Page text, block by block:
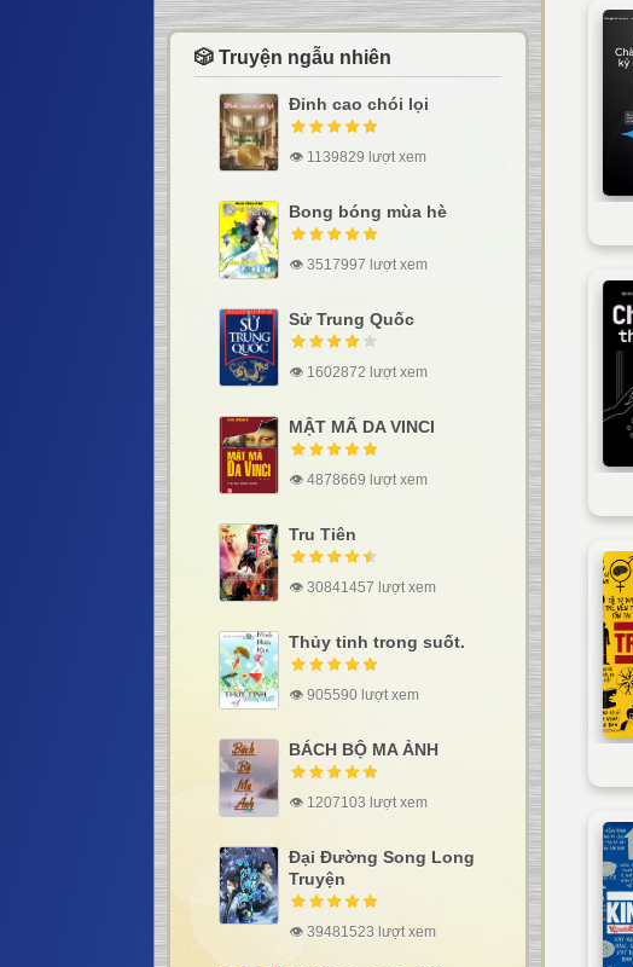
🎲 Truyện ngẫu nhiên
Đỉnh cao chói lọi
👁 1139829 lượt xem
Bong bóng mùa hè
👁 3517997 lượt xem
Sử Trung Quốc
👁 1602872 lượt xem
MẬT MÃ DA VINCI
👁 4878669 lượt xem
Tru Tiên
👁 30841457 lượt xem
Thủy tinh trong suốt.
👁 905590 lượt xem
BÁCH BỘ MA ẢNH
👁 1207103 lượt xem
Đại Đường Song Long
Truyện
👁 39481523 lượt xem